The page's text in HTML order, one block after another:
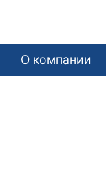
О компании